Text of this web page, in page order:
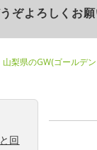
ぞよろしくお願
山梨県のGW(ゴールデ
回